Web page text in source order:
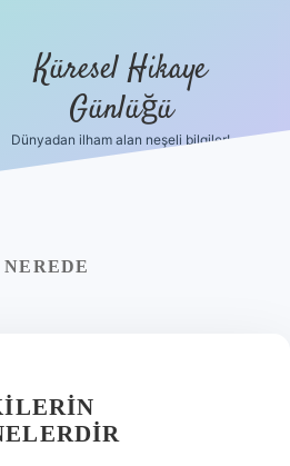
Küresel Hikaye
Günlüğü
Dünyadan ilham alan neşeli bilgiler!